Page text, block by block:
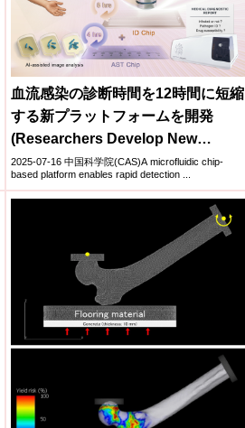
血流感染の診断時間を12時間に短縮
する新プラットフォームを開発
(Researchers Develop New
Platform to Slash Bloodstream
Infection Diagnosis Time to 12
2025-07-16 中国科学院(CAS)A microfluidic chip-
based platform enables rapid detection ...